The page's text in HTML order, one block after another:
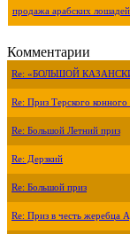
продажа арабских
Комментарии
Re: «БОЛЬШОЙ
Re: Приз Терского конного
Re: Большой Летний приз
Re: Дерзкий
Re: Большой приз
Re: Приз в честь жеребца